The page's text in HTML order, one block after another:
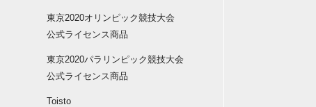
東京2020オリンピック競技大会
公式ライセンス商品
東京2020パラリンピック競技大会
公式ライセンス商品
Toisto